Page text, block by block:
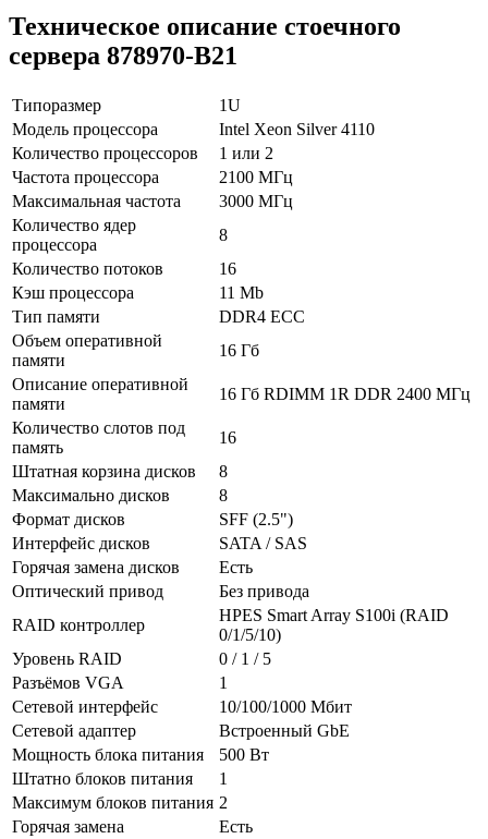
В корзину
Оплата и доставка
Техническое описание стоечного
сервера 878970-B21
Типоразмер
1U
Модель процессора
Intel Xeon Silver 4110
Количество процессоров
1 или 2
Частота процессора
2100 МГц
Максимальная частота
3000 МГц
Количество ядер
процессора
8
Количество потоков
16
Кэш процессора
11 Mb
Тип памяти
DDR4 ECC
Объем оперативной
памяти
16 Гб
Описание оперативной
памяти
16 Гб RDIMM 1R DDR 2400 МГц
Количество слотов под
память
16
Штатная корзина дисков
8
Максимально дисков
8
Формат дисков
SFF (2.5")
Интерфейс дисков
SATA / SAS
Горячая замена дисков
Есть
Оптический привод
Без привода
RAID контроллер
HPES Smart Array S100i (RAID
0/1/5/10)
Уровень RAID
0 / 1 / 5
Разъёмов VGA
1
Сетевой интерфейс
10/100/1000 Mбит
Сетевой адаптер
Встроенный GbE
Мощность блока питания
500 Вт
Штатно блоков питания
1
Максимум блоков питания 2
Горячая замена
Есть